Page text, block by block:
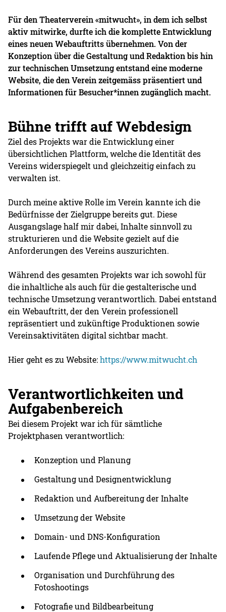
Für den Theaterverein «mitwucht», in dem ich selbst
aktiv mitwirke, durfte ich die komplette Entwicklung
eines neuen Webauftritts übernehmen. Von der
Konzeption über die Gestaltung und Redaktion bis hin
zur technischen Umsetzung entstand eine moderne
Website, die den Verein zeitgemäss präsentiert und
Informationen für Besucher*innen zugänglich macht.
Bühne trifft auf Webdesign
Ziel des Projekts war die Entwicklung einer
übersichtlichen Plattform, welche die Identität des
Vereins widerspiegelt und gleichzeitig einfach zu
verwalten ist.
Durch meine aktive Rolle im Verein kannte ich die
Bedürfnisse der Zielgruppe bereits gut. Diese
Ausgangslage half mir dabei, Inhalte sinnvoll zu
strukturieren und die Website gezielt auf die
Anforderungen des Vereins auszurichten.
Während des gesamten Projekts war ich sowohl für
die inhaltliche als auch für die gestalterische und
technische Umsetzung verantwortlich. Dabei entstand
ein Webauftritt, der den Verein professionell
repräsentiert und zukünftige Produktionen sowie
Vereinsaktivitäten digital sichtbar macht.
Hier geht es zu Website:https://www.mitwucht.ch
Verantwortlichkeiten und
Aufgabenbereich
Bei diesem Projekt war ich für sämtliche
Projektphasen verantwortlich:
Konzeption und Planung
Gestaltung und Designentwicklung
Redaktion und Aufbereitung der Inhalte
Umsetzung der Website
Domain- und DNS-Konfiguration
Laufende Pflege und Aktualisierung der Inhalte
Organisation und Durchführung des
Fotoshootings
Fotografie und Bildbearbeitung